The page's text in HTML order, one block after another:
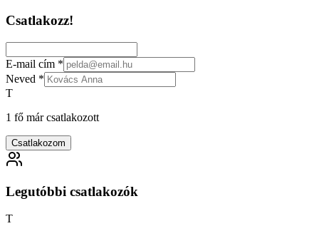
Csatlakozz!
E-mail cím *
Neved *
T
1 fő már csatlakozott
Csatlakozom
Legutóbbi csatlakozók
T